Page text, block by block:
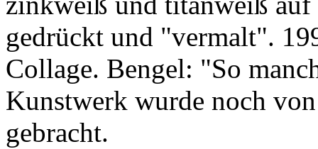
gedrückt und "vermalt".
Collage. Bengel: "So
Kunstwerk wurde noch
gebracht.